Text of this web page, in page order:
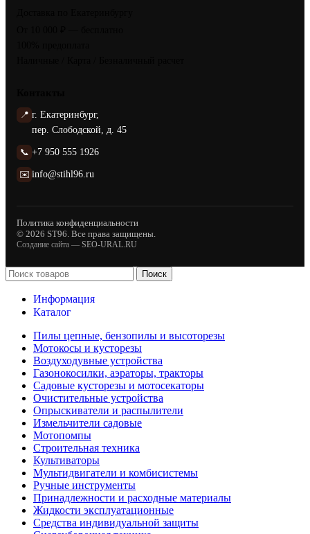
📍 г. Екатеринбург,
пер. Слободской, д. 45
📞 +7 950 555 1926
✉️ info@stihl96.ru
Политика конфиденциальности
© 2026 ST96. Все права защищены.
Создание сайта — SEO-URAL.RU
Поиск
Информация
Каталог
Пилы цепные, бензопилы и высоторезы
Мотокосы и кусторезы
Воздуходувные устройства
Газонокосилки, аэраторы, тракторы
Садовые кусторезы и мотосекаторы
Очистительные устройства
Опрыскиватели и распылители
Измельчители садовые
Мотопомпы
Строительная техника
Культиваторы
Мультидвигатели и комбисистемы
Ручные инструменты
Принадлежности и расходные материалы
Жидкости эксплуатационные
Средства индивидуальной защиты